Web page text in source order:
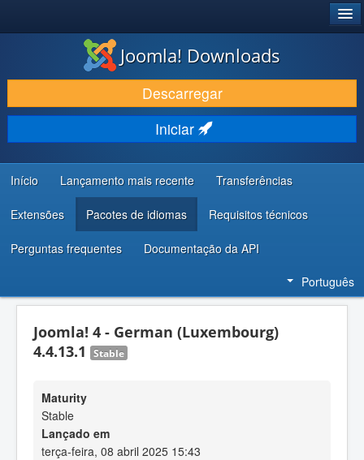
DESCARREGAR E EVOLUIR
DESCOBRIR E APRENDER
COMUNIDADE E SUPORTE
RECURSOS PARA PROGRAMADORES
Joomla! Downloads
Descarregar
Iniciar
Início Lançamento mais recente Transferências
Extensões Pacotes de idiomas Requisitos técnicos
Perguntas frequentes Documentação da API
Português
Joomla! 4 - German (Luxembourg)
4.4.13.1
Stable
Maturity
Stable
Lançado em
terça-feira, 08 abril 2025 15:43